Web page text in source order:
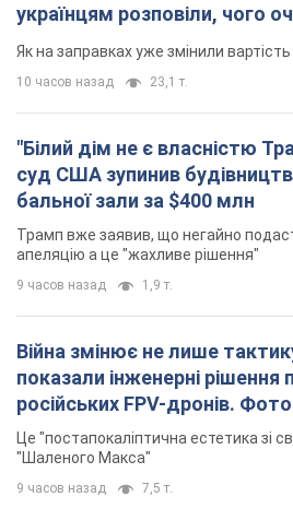
українцям розповіли, чого
Як на заправках уже змінили
10 часов назад 23,1 т.
"Білий дім не є власністю
суд США зупинив
бальної зали за $400 млн
Трамп вже заявив, що негайно
апеляцію а це "жахливе рішення"
9 часов назад 1,9 т.
Війна змінює не лише
показали інженерні рішення
російських FPV-дронів. Фото
Це "постапокаліптична естетика зі
"Шаленого Макса"
9 часов назад 7,5 т.